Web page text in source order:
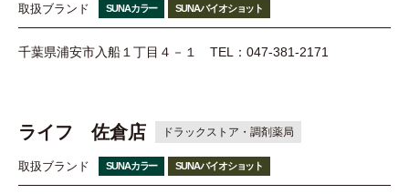
取扱ブランド SUNAカラー SUNAバイオショット
千葉県浦安市入船１丁目４－１ TEL：047-381-2171
ライフ 佐倉店 ドラックストア・調剤薬局
取扱ブランド SUNAカラー SUNAバイオショット